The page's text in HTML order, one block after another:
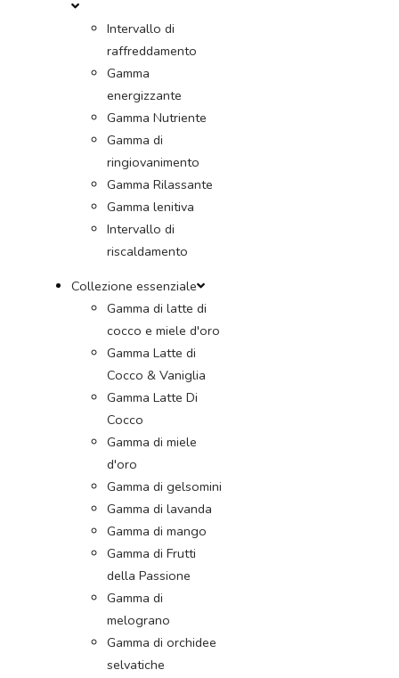
Intervallo di
raffreddamento
Gamma
energizzante
Gamma Nutriente
Gamma di
ringiovanimento
Gamma Rilassante
Gamma lenitiva
Intervallo di
riscaldamento
Collezione essenziale
Gamma di latte di
cocco e miele d'oro
Gamma Latte di
Cocco & Vaniglia
Gamma Latte Di
Cocco
Gamma di miele
d'oro
Gamma di gelsomini
Gamma di lavanda
Gamma di mango
Gamma di Frutti
della Passione
Gamma di
melograno
Gamma di orchidee
selvatiche